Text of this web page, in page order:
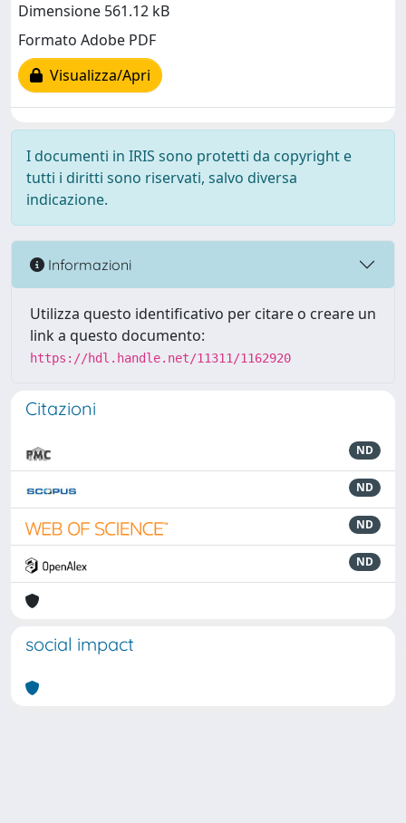
Dimensione 561.12 kB
Formato Adobe PDF
Visualizza/Apri
I documenti in IRIS sono protetti da copyright e
tutti i diritti sono riservati, salvo diversa
indicazione.
Informazioni
Utilizza questo identificativo per citare o creare un
link a questo documento:
https://hdl.handle.net/11311/1162920
Citazioni
ND
ND
ND
ND
social impact